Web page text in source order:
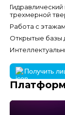
трехмерной
Работа с
Открытые базы
Получить